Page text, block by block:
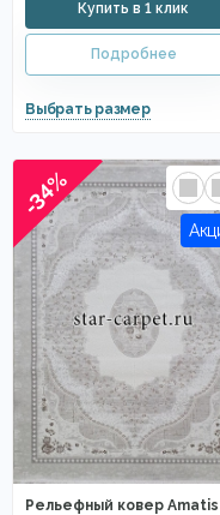
-34%
Рельефный ковер Amatis